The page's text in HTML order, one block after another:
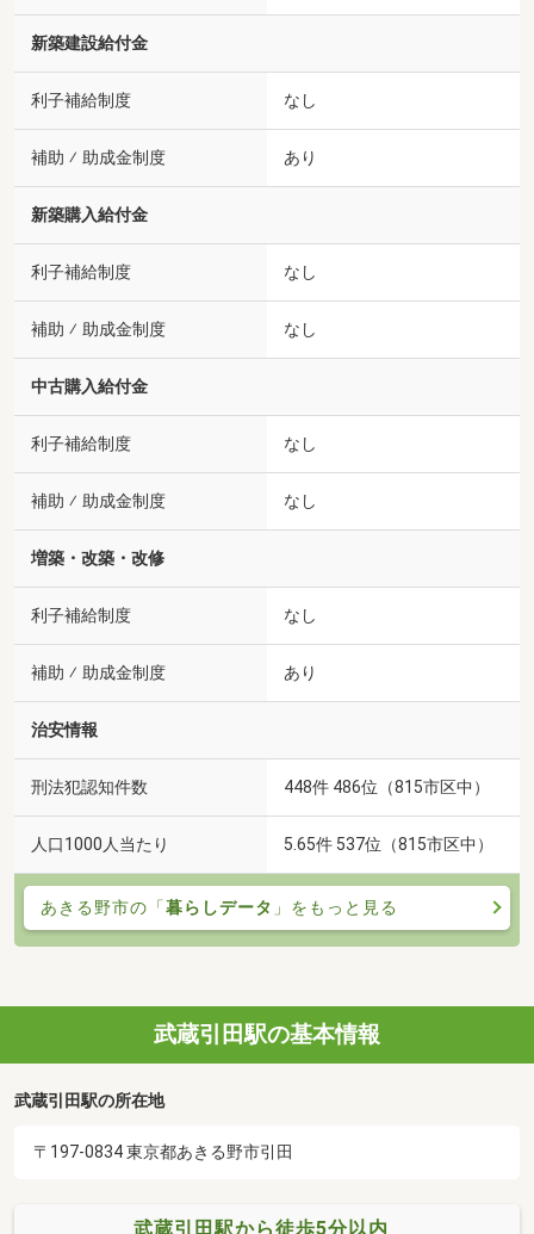
新築建設給付金
利子補給制度 なし
補助 ⁄ 助成金制度 あり
新築購入給付金
利子補給制度 なし
補助 ⁄ 助成金制度 なし
中古購入給付金
利子補給制度 なし
補助 ⁄ 助成金制度 なし
増築・改築・改修
利子補給制度 なし
補助 ⁄ 助成金制度 あり
治安情報
刑法犯認知件数 448件 486位（815市区中）
人口1000人当たり 5.65件 537位（815市区中）
あきる野市の「暮らしデータ 」をもっと見る
武蔵引田駅の基本情報
武蔵引田駅の所在地
〒197-0834 東京都あきる野市引田
武蔵引田駅から徒歩5分以内